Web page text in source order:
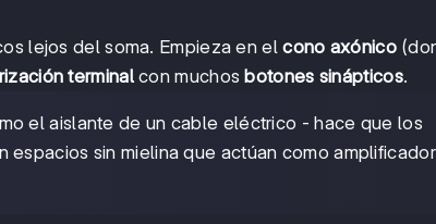
lejos del soma. Empieza en elcono axónico
terminalcon muchosbotones sinápticos.
el aislante de un cable eléctrico - hace que los
espacios sin mielina que actúan como